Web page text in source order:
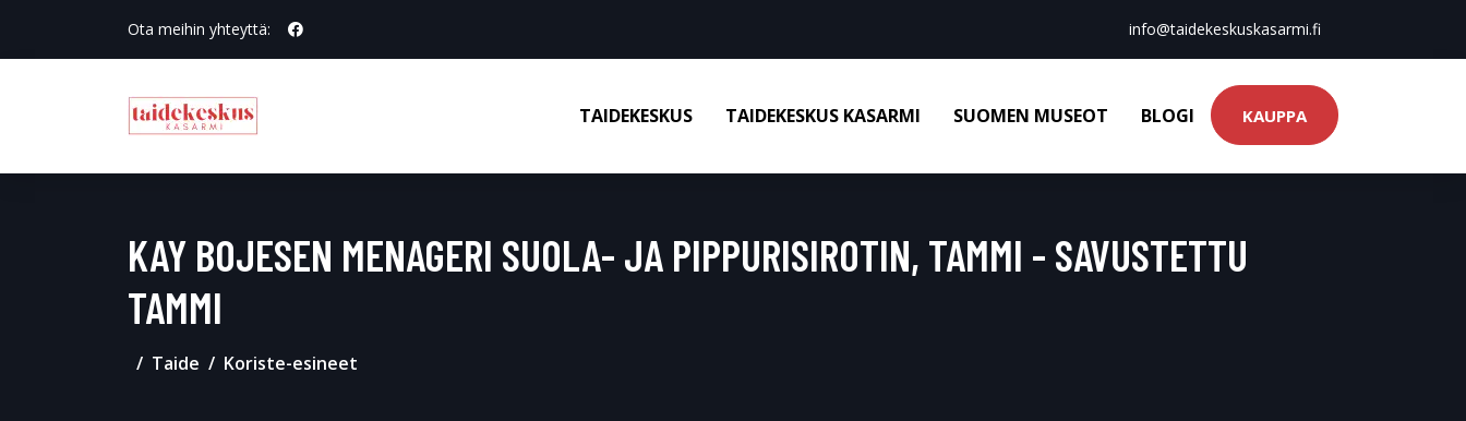
Ota meihin yhteyttä: info@taidekeskuskasarmi.fi
TAIDEKESKUS TAIDEKESKUS KASARMI SUOMEN MUSEOT BLOGI KAUPPA
KAY BOJESEN MENAGERI SUOLA- JA PIPPURISIROTIN, TAMMI - SAVUSTETTU
TAMMI
Taide Koriste-esineet